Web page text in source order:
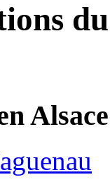
Alsace